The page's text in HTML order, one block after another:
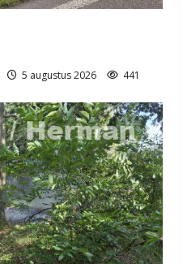
5 augustus 2026 441